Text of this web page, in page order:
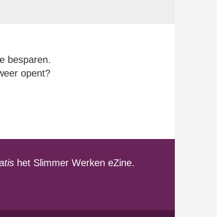
besparen.
opent?
het Slimmer Werken eZine.